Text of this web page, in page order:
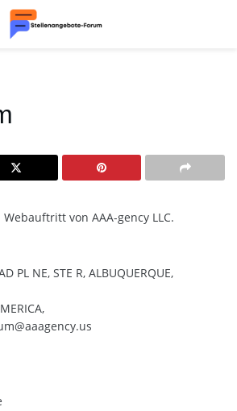
von AAA-gency LLC.
PL NE, STE R, ALBUQUERQUE,